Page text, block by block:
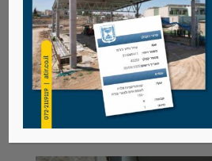
פלדה עם צירים מתכווננים